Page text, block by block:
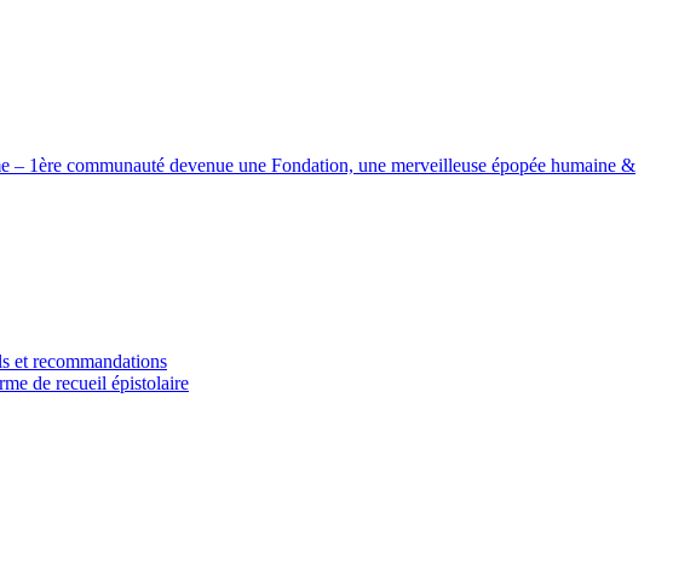
communauté devenue une Fondation, une merveilleuse épopée humaine &
et recommandations
de recueil épistolaire